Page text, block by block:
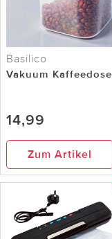
Basilico
Vakuum Kaffeedose
14,99
Zum Artikel